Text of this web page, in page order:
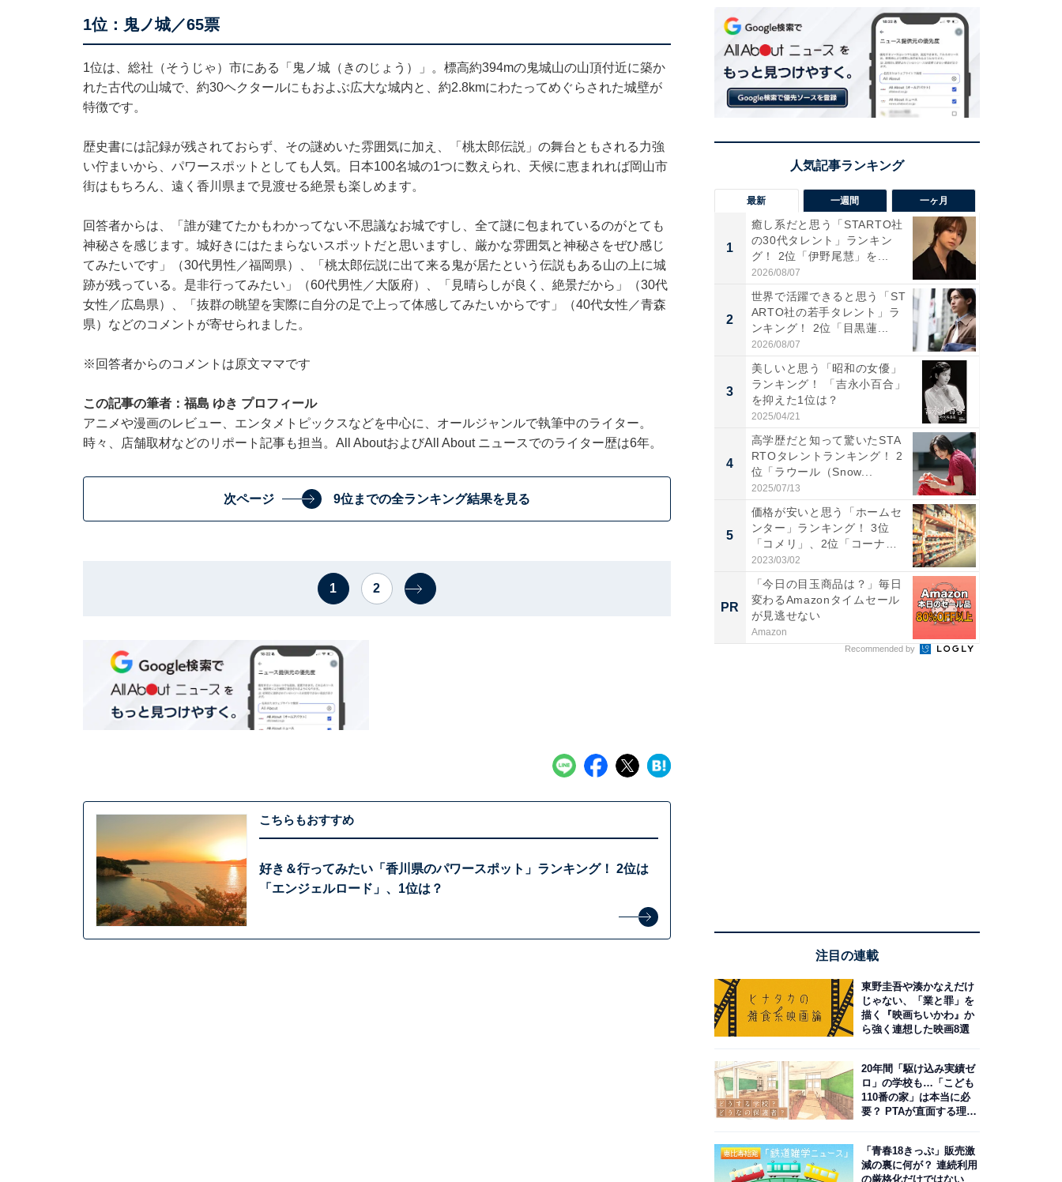
1位：鬼ノ城／65票
1位は、総社（そうじゃ）市にある「鬼ノ城（きのじょう）」。標高約394mの鬼城山の山頂付近に築か
れた古代の山城で、約30ヘクタールにもおよぶ広大な城内と、約2.8kmにわたってめぐらされた城壁が
特徴です。
歴史書には記録が残されておらず、その謎めいた雰囲気に加え、「桃太郎伝説」の舞台ともされる力強
い佇まいから、パワースポットとしても人気。日本100名城の1つに数えられ、天候に恵まれれば岡山市
街はもちろん、遠く香川県まで見渡せる絶景も楽しめます。
回答者からは、「誰が建てたかもわかってない不思議なお城ですし、全て謎に包まれているのがとても
神秘さを感じます。城好きにはたまらないスポットだと思いますし、厳かな雰囲気と神秘さをぜひ感じ
てみたいです」（30代男性／福岡県）、「桃太郎伝説に出て来る鬼が居たという伝説もある山の上に城
跡が残っている。是非行ってみたい」（60代男性／大阪府）、「見晴らしが良く、絶景だから」（30代
女性／広島県）、「抜群の眺望を実際に自分の足で上って体感してみたいからです」（40代女性／青森
県）などのコメントが寄せられました。
※回答者からのコメントは原文ママです
この記事の筆者：福島 ゆき プロフィール
アニメや漫画のレビュー、エンタメトピックスなどを中心に、オールジャンルで執筆中のライター。
時々、店舗取材などのリポート記事も担当。All AboutおよびAll About ニュースでのライター歴は6年。
次ページ 9位までの全ランキング結果を見る
1 2
こちらもおすすめ
好き＆行ってみたい「香川県のパワースポット」ランキング！ 2位は
「エンジェルロード」、1位は？
最新 一週間 一ヶ月
1
癒し系だと思う「STARTO社
の30代タレント」ランキン
グ！ 2位「伊野尾慧」を...
2026/08/07
2
世界で活躍できると思う「ST
ARTO社の若手タレント」ラ
ンキング！ 2位「目黒蓮...
2026/08/07
3
美しいと思う「昭和の女優」
ランキング！ 「吉永小百合」
を抑えた1位は？
2025/04/21
4
高学歴だと知って驚いたSTA
RTOタレントランキング！ 2
位「ラウール（Snow...
2025/07/13
5
価格が安いと思う「ホームセ
ンター」ランキング！ 3位
「コメリ」、2位「コーナ
ン」...
2023/03/02
PR
「今日の目玉商品は？」毎日
変わるAmazonタイムセール
が見逃せない
Amazon
Recommended by
注目の連載
東野圭吾や湊かなえだけ
じゃない、「業と罪」を
描く『映画ちいかわ』か
ら強く連想した映画8選
20年間「駆け込み実績ゼ
ロ」の学校も…「こども
110番の家」は本当に必
要？ PTAが直面する理想
「青春18きっぷ」販売激
減の裏に何が？ 連続利用
の厳格化だけではない